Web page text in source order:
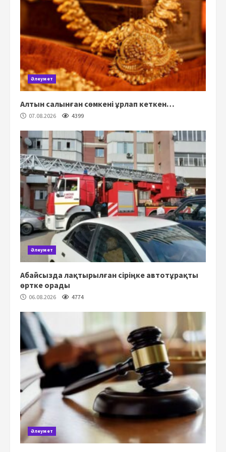
Әлеумет
Алтын салынған сөмкені ұрлап кеткен…
07.08.2026 4399
Әлеумет
Абайсызда лақтырылған сіріңке автотұрақты
өртке орады
06.08.2026 4774
Әлеумет